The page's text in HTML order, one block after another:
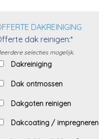
DAKREINIGING
dak reinigen:*
selecties mogelijk.
Dakreiniging
Dak ontmossen
Dakgoten reinigen
Dakcoating / impregneren